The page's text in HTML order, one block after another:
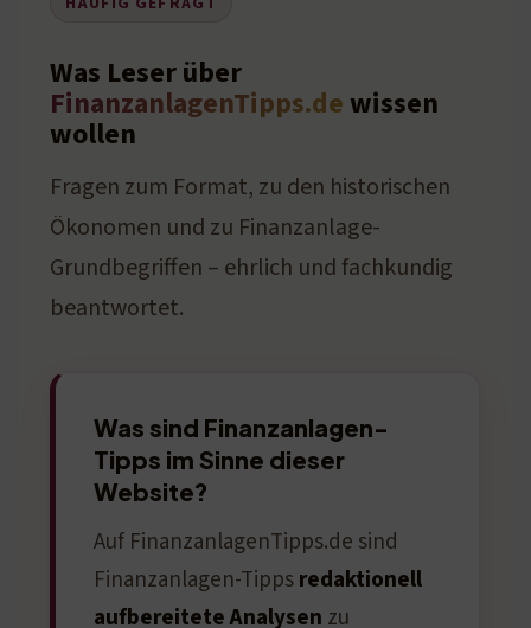
Was Leser über
FinanzanlagenTipps.de wissen
wollen
Fragen zum Format, zu den historischen
Ökonomen und zu Finanzanlage-
Grundbegriffen – ehrlich und fachkundig
beantwortet.
Was sind Finanzanlagen-
Tipps im Sinne dieser
Website?
Auf FinanzanlagenTipps.de sind
Finanzanlagen-Tippsredaktionell
aufbereitete Analysen zu